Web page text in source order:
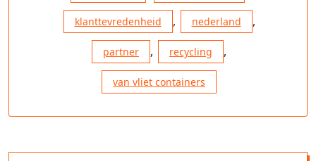
klanttevredenheid , nederland ,
partner , recycling ,
van vliet containers